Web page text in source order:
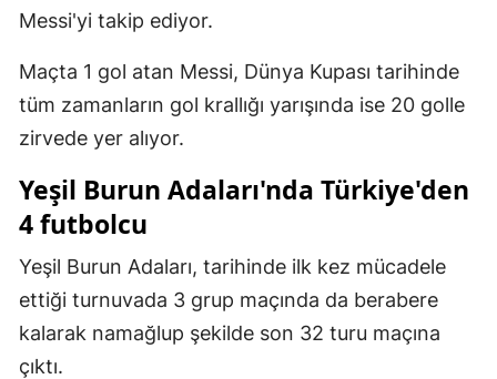
Messi'yi takip ediyor.
Maçta 1 gol atan Messi, Dünya Kupası tarihinde
tüm zamanların gol krallığı yarışında ise 20 golle
zirvede yer alıyor.
Yeşil Burun Adaları'nda Türkiye'den
4 futbolcu
Yeşil Burun Adaları, tarihinde ilk kez mücadele
ettiği turnuvada 3 grup maçında da berabere
kalarak namağlup şekilde son 32 turu maçına
çıktı.